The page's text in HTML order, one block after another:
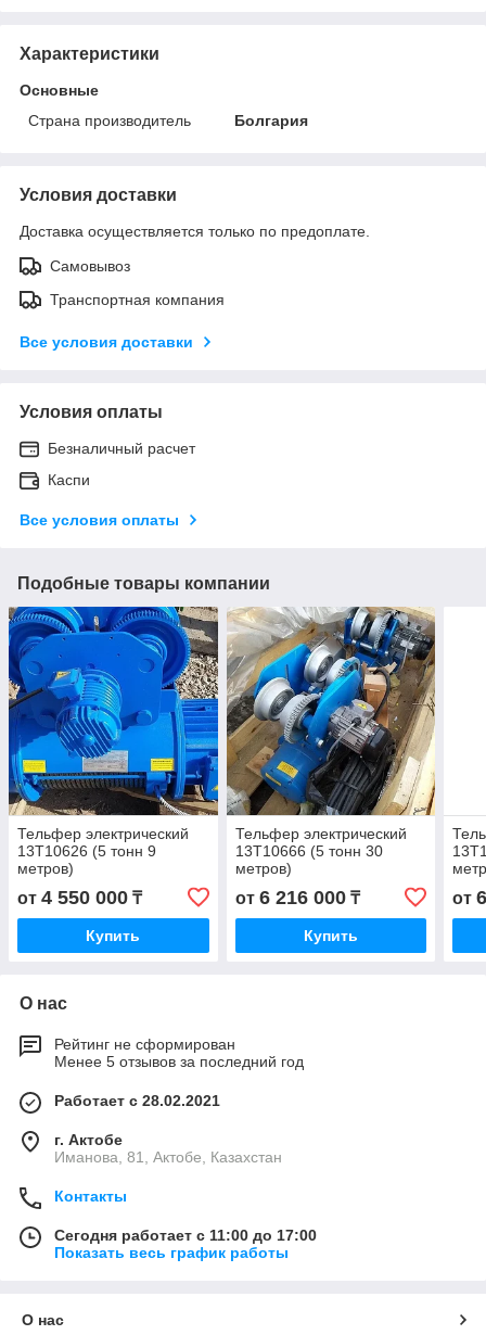
Характеристики
Основные
Страна производитель
Болгария
Условия доставки
Доставка осуществляется только по предоплате.
Самовывоз
Транспортная компания
Все условия доставки
Условия оплаты
Безналичный расчет
Каспи
Все условия оплаты
Подобные товары компании
Тельфер электрический
13Т10626 (5 тонн 9
метров)
от 4 550 000 ₸
Купить
Тельфер электрический
13Т10666 (5 тонн 30
метров)
от 6 216 000₸
Купить
от
О нас
Рейтинг не сформирован
Менее 5 отзывов за последний год
Работает с 28.02.2021
г. Актобе
Иманова, 81, Актобе, Казахстан
Контакты
Сегодня работает с 11:00 до 17:00
Показать весь график работы
О нас